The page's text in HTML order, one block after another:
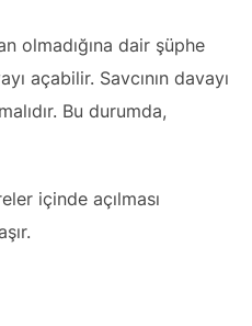
olmadığına dair şüphe
açabilir. Savcının davayı
Bu durumda,
içinde açılması